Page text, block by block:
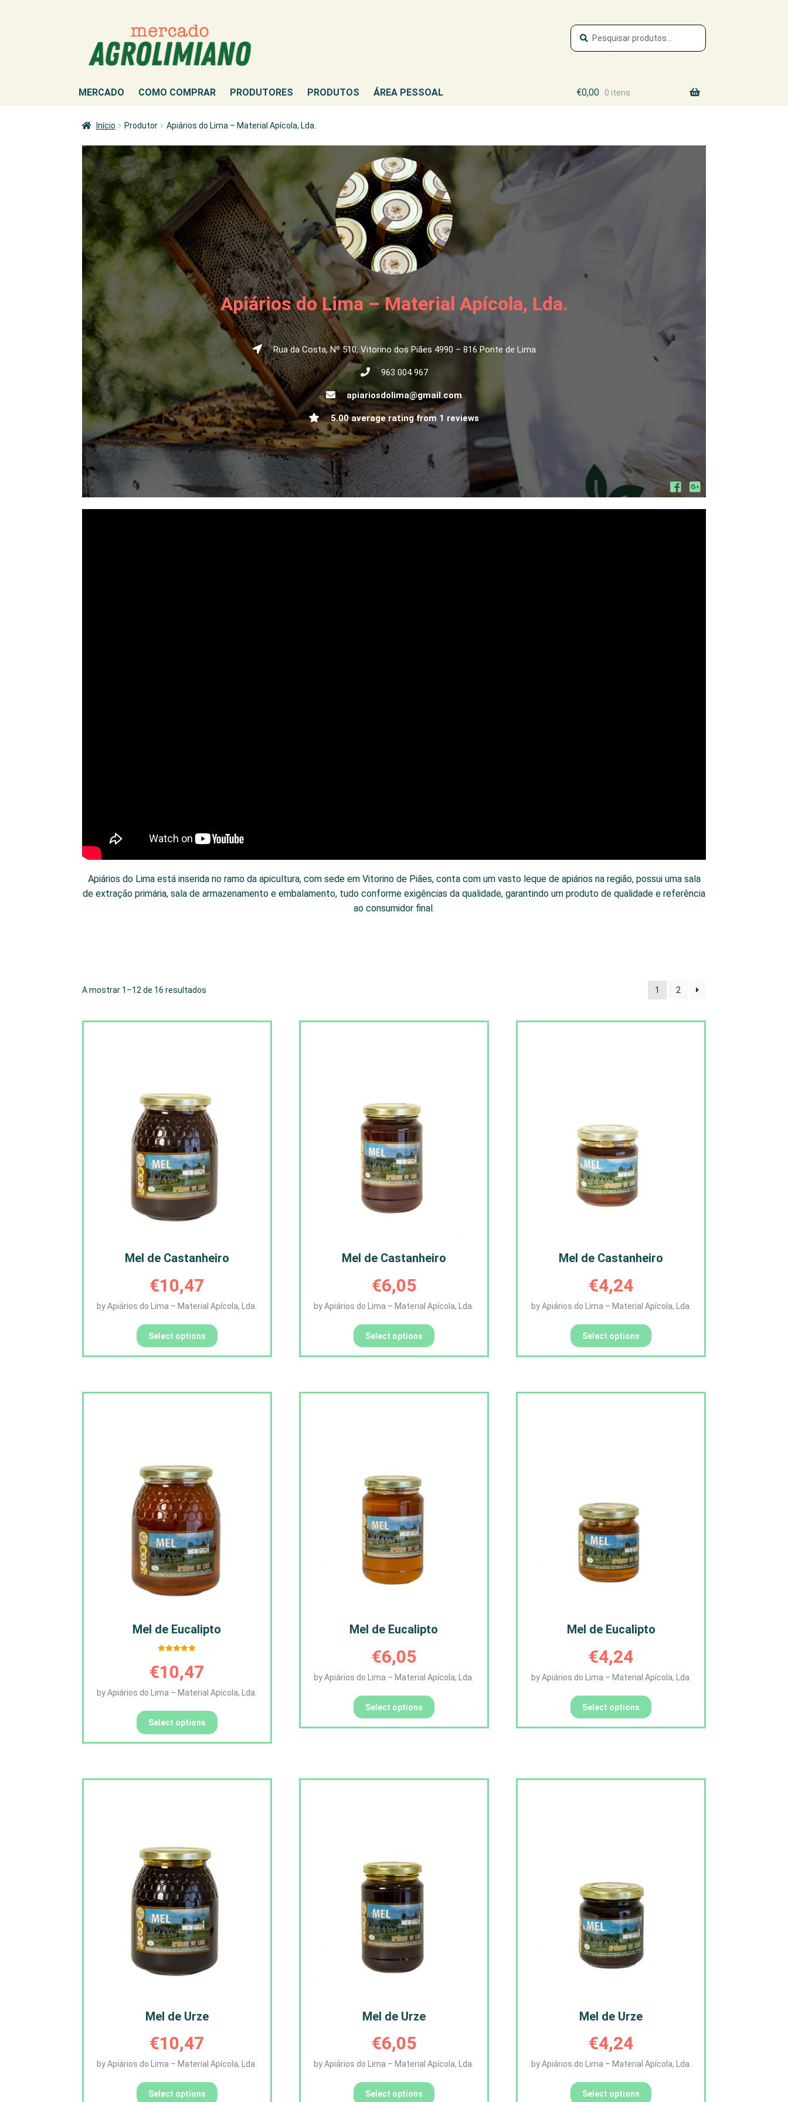
para
para
Pesquisar
por:
Pesquisa
MERCADO COMO COMPRAR PRODUTORES PRODUTOS ÁREA PESSOAL €0,00 0 itens
Início Produtor Apiários do Lima – Material Apícola, Lda.
Apiários do Lima – Material Apícola, Lda.
Rua da Costa, Nº 510, Vitorino dos Piães 4990 – 816 Ponte de Lima
963 004 967
apiariosdolima@gmail.com
5.00 average rating from 1 reviews
Apiários do Lima está inserida no ramo da apicultura, com sede em Vitorino de Piães, conta com um vasto leque de apiários na região, possui uma sala
de extração primária, sala de armazenamento e embalamento, tudo conforme exigências da qualidade, garantindo um produto de qualidade e referência
ao consumidor final.
A mostrar 1–12 de 16 resultados 1 2
Mel de Castanheiro
€10,47
by Apiários do Lima – Material Apícola, Lda.
Select options
Mel de Castanheiro
€6,05
by Apiários do Lima – Material Apícola, Lda.
Select options
Mel de Castanheiro
€4,24
by Apiários do Lima – Material Apícola, Lda.
Select options
Mel de Eucalipto
5.00 de 5
€10,47
by Apiários do Lima – Material Apícola, Lda.
Select options
Mel de Eucalipto
€6,05
by Apiários do Lima – Material Apícola, Lda.
Select options
Mel de Eucalipto
€4,24
by Apiários do Lima – Material Apícola, Lda.
Select options
Mel de Urze
€10,47
by Apiários do Lima – Material Apícola, Lda.
Select options
Mel de Urze
€6,05
by Apiários do Lima – Material Apícola, Lda.
Select options
Mel de Urze
€4,24
by Apiários do Lima – Material Apícola, Lda.
Select options